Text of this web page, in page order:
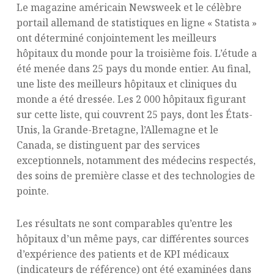
Le magazine américain Newsweek et le célèbre
portail allemand de statistiques en ligne « Statista »
ont déterminé conjointement les meilleurs
hôpitaux du monde pour la troisième fois. L’étude a
été menée dans 25 pays du monde entier. Au final,
une liste des meilleurs hôpitaux et cliniques du
monde a été dressée. Les 2 000 hôpitaux figurant
sur cette liste, qui couvrent 25 pays, dont les États-
Unis, la Grande-Bretagne, l’Allemagne et le
Canada, se distinguent par des services
exceptionnels, notamment des médecins respectés,
des soins de première classe et des technologies de
pointe.
Les résultats ne sont comparables qu’entre les
hôpitaux d’un même pays, car différentes sources
d’expérience des patients et de KPI médicaux
(indicateurs de référence) ont été examinées dans